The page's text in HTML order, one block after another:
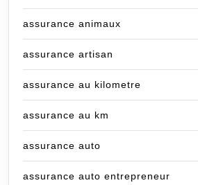
assurance animaux
assurance artisan
assurance au kilometre
assurance au km
assurance auto
assurance auto entrepreneur